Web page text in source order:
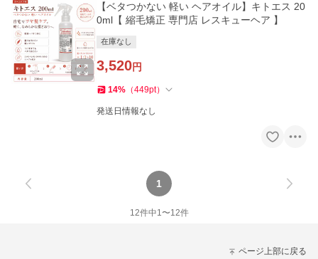
【ベタつかない 軽い ヘアオイル】キトエス 20
0ml【 縮毛矯正 専門店 レスキューヘア 】
在庫なし
3,520円
14% （449pt）
発送日情報なし
1
12件中1〜12件
ページ上部に戻る